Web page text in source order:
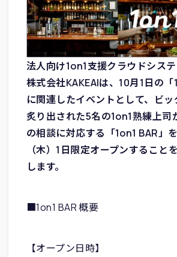
法人向け1on1支援クラウドシス
株式会社KAKEAIは、10月1日の「
に関連したイベントとして、ビッ
炙り出された5名の1on1熟練上司
の相談に対応する「1on1 BAR」
（木）1日限定オープンすること
します。
■1on1 BAR 概要
【オープン日時】